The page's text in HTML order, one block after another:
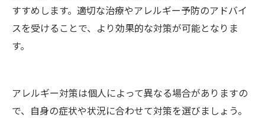
すすめします。適切な治療やアレルギー予防のアドバイ
スを受けることで、より効果的な対策が可能となりま
す。
アレルギー対策は個人によって異なる場合がありますの
で、自身の症状や状況に合わせて対策を選びましょう。